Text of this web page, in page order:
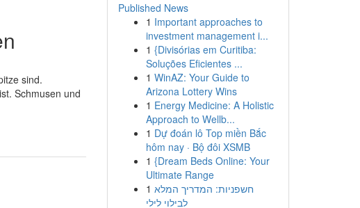
sind.
Schmusen und
Published News
1 Important approaches to
investment management i...
1 {Divisórias em Curitiba:
Soluções Eficientes ...
1 WinAZ: Your Guide to
Arizona Lottery Wins
1 Energy Medicine: A Holistic
Approach to Wellb...
1 Dự đoán lô Top miền Bắc
hôm nay · Bộ đôi XSMB
1 {Dream Beds Online: Your
Ultimate Range
1 חשפניות: המדריך המלא
לבילוי לילי